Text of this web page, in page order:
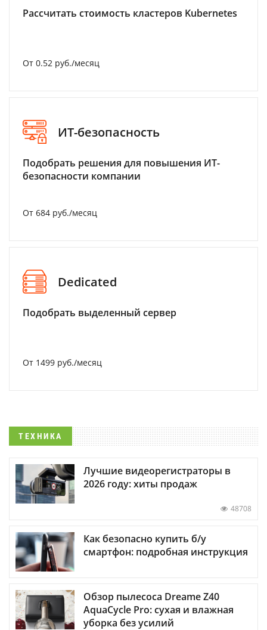
Рассчитать стоимость кластеров Kubernetes
От 0.52 руб./месяц
ИТ-безопасность
Подобрать решения для повышения ИТ-
безопасности компании
От 684 руб./месяц
Dedicated
Подобрать выделенный сервер
От 1499 руб./месяц
ТЕХНИКА
Лучшие видеорегистраторы в
2026 году: хиты продаж
48708
Как безопасно купить б/у
смартфон: подробная инструкция
Обзор пылесоса Dreame Z40
AquaCycle Pro: сухая и влажная
уборка без усилий